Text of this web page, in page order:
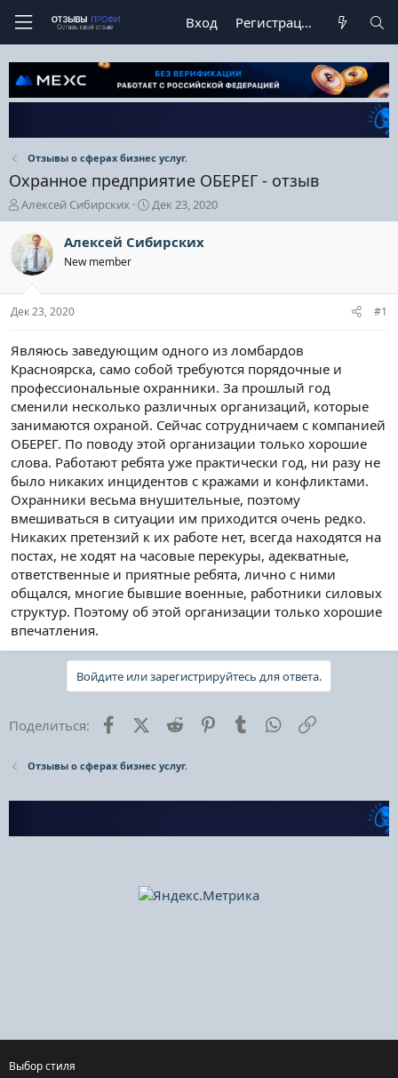
Вход Регистрация
Отзывы о сферах бизнес услуг.
Охранное предприятие ОБЕРЕГ - отзыв
А
в
т
о
р
е
м
Алексей Сибирских
Д
а
т
а
ч
а
Дек 23, 2020
Алексей Сибирских
New member
Дек 23, 2020 #1
Являюсь заведующим одного из ломбардов
Красноярска, само собой требуются порядочные и
профессиональные охранники. За прошлый год
сменили несколько различных организаций, которые
занимаются охраной. Сейчас сотрудничаем с компанией
ОБЕРЕГ. По поводу этой организации только хорошие
слова. Работают ребята уже практически год, ни разу не
было никаких инцидентов с кражами и конфликтами.
Охранники весьма внушительные, поэтому
вмешиваться в ситуации им приходится очень редко.
Никаких претензий к их работе нет, всегда находятся на
постах, не ходят на часовые перекуры, адекватные,
ответственные и приятные ребята, лично с ними
общался, многие бывшие военные, работники силовых
структур. Поэтому об этой организации только хорошие
впечатления.
Войдите или зарегистрируйтесь для ответа.
Поделиться: FacebookX (Twitter)
Reddit PinterestTumblr WhatsApp
Отзывы о сферах бизнес услуг.
Выбор стиля